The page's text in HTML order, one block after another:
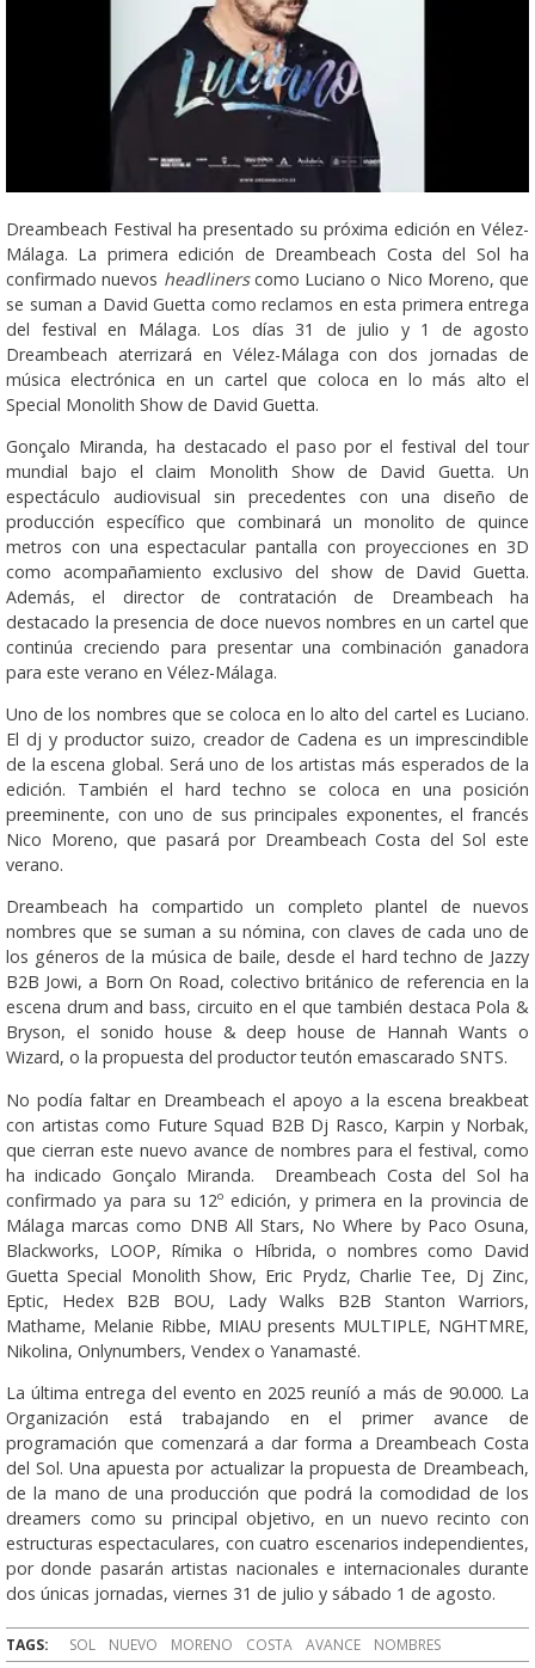
Dreambeach Festival ha presentado su próxima edición en Vélez-
Málaga. La primera edición de Dreambeach Costa del Sol ha
confirmado nuevos headlinerscomo Luciano o Nico Moreno, que
se suman a David Guetta como reclamos en esta primera entrega
del festival en Málaga. Los días 31 de julio y 1 de agosto
Dreambeach aterrizará en Vélez-Málaga con dos jornadas de
música electrónica en un cartel que coloca en lo más alto el
Special Monolith Show de David Guetta.
Gonçalo Miranda, ha destacado el paso por el festival del tour
mundial bajo el claim Monolith Show de David Guetta. Un
espectáculo audiovisual sin precedentes con una diseño de
producción específico que combinará un monolito de quince
metros con una espectacular pantalla con proyecciones en 3D
como acompañamiento exclusivo del show de David Guetta.
Además, el director de contratación de Dreambeach ha
destacado la presencia de doce nuevos nombres en un cartel que
continúa creciendo para presentar una combinación ganadora
para este verano en Vélez-Málaga.
Uno de los nombres que se coloca en lo alto del cartel es Luciano.
El dj y productor suizo, creador de Cadena es un imprescindible
de la escena global. Será uno de los artistas más esperados de la
edición. También el hard techno se coloca en una posición
preeminente, con uno de sus principales exponentes, el francés
Nico Moreno, que pasará por Dreambeach Costa del Sol este
verano.
Dreambeach ha compartido un completo plantel de nuevos
nombres que se suman a su nómina, con claves de cada uno de
los géneros de la música de baile, desde el hard techno de Jazzy
B2B Jowi, a Born On Road, colectivo británico de referencia en la
escena drum and bass, circuito en el que también destaca Pola &
Bryson, el sonido house & deep house de Hannah Wants o
Wizard, o la propuesta del productor teutón emascarado SNTS.
No podía faltar en Dreambeach el apoyo a la escena breakbeat
con artistas como Future Squad B2B Dj Rasco, Karpin y Norbak,
que cierran este nuevo avance de nombres para el festival, como
ha indicado Gonçalo Miranda. Dreambeach Costa del Sol ha
confirmado ya para su 12º edición, y primera en la provincia de
Málaga marcas como DNB All Stars, No Where by Paco Osuna,
Blackworks, LOOP, Rímika o Híbrida, o nombres como David
Guetta Special Monolith Show, Eric Prydz, Charlie Tee, Dj Zinc,
Eptic, Hedex B2B BOU, Lady Walks B2B Stanton Warriors,
Mathame, Melanie Ribbe, MIAU presents MULTIPLE, NGHTMRE,
Nikolina, Onlynumbers, Vendex o Yanamasté.
La última entrega del evento en 2025 reuníó a más de 90.000. La
Organización está trabajando en el primer avance de
programación que comenzará a dar forma a Dreambeach Costa
del Sol. Una apuesta por actualizar la propuesta de Dreambeach,
de la mano de una producción que podrá la comodidad de los
dreamers como su principal objetivo, en un nuevo recinto con
estructuras espectaculares, con cuatro escenarios independientes,
por donde pasarán artistas nacionales e internacionales durante
dos únicas jornadas, viernes 31 de julio y sábado 1 de agosto.
TAGS: SOL NUEVO MORENO COSTA AVANCE NOMBRES